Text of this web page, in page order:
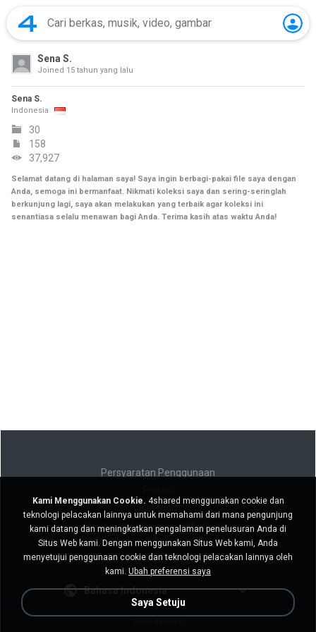
Sena S.
Joined 15 tahun yang lalu
Sena S.
Indonesia
30
158
37,927
Selamat datang di halaman saya! Saya ingin berbagi-pakai file saya dengan
Anda, semoga ini bermanfaat. Nikmati koleksi saya dan sering-seringlah
berkunjung lagi, saya akan melakukan yang terbaik agar koleksi ini
senantiasa selalu menawan bagi Anda. Terima kasih atas waktu Anda!
Persyaratan Penggunaan
Jangan jual informasi pribadi saya
Jangan bagikan informasi pribadi saya
Bahasa Indonesia
Kami Menggunakan Cookie. 4shared menggunakan cookie dan
teknologi pelacakan lainnya untuk memahami dari mana pengunjung
kami datang dan meningkatkan pengalaman penelusuran Anda di
Situs Web kami. Dengan menggunakan Situs Web kami, Anda
menyetujui penggunaan cookie dan teknologi pelacakan lainnya oleh
kami. Ubah preferensi saya
Saya Setuju